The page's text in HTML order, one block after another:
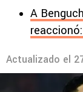
A
Actualizado el